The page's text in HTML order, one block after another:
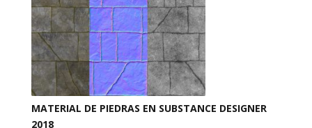
MATERIAL DE PIEDRAS EN SUBSTANCE DESIGNER
2018